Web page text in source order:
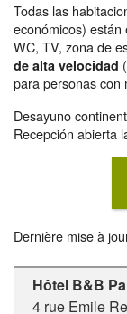
Todas las
económicos)
WC, TV, zona de
de alta velocidad
para personas con
Desayuno
Recepción abierta
Dernière mise à
Hôtel B&B
4 rue Emile